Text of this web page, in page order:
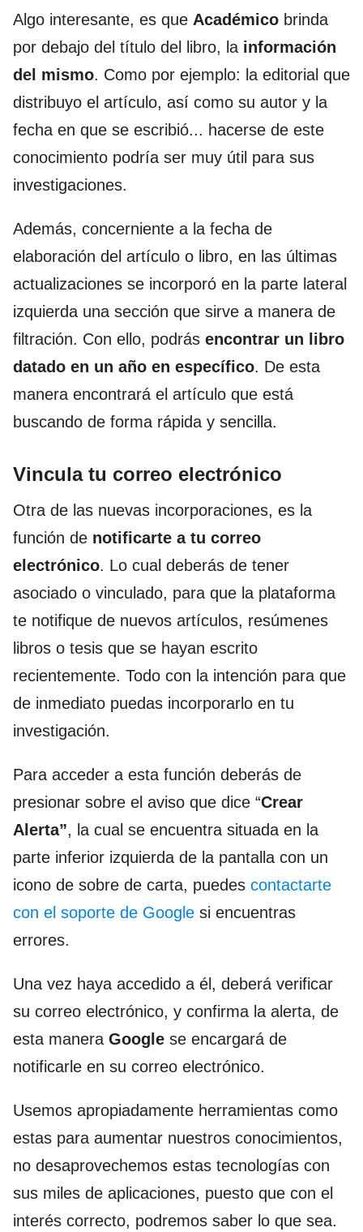
Algo interesante, es que Académico brinda
por debajo del título del libro, la información
del mismo. Como por ejemplo: la editorial que
distribuyo el artículo, así como su autor y la
fecha en que se escribió... hacerse de este
conocimiento podría ser muy útil para sus
investigaciones.
Además, concerniente a la fecha de
elaboración del artículo o libro, en las últimas
actualizaciones se incorporó en la parte lateral
izquierda una sección que sirve a manera de
filtración. Con ello, podrás encontrar un libro
datado en un año en específico. De esta
manera encontrará el artículo que está
buscando de forma rápida y sencilla.
Vincula tu correo electrónico
Otra de las nuevas incorporaciones, es la
función de notificarte a tu correo
electrónico. Lo cual deberás de tener
asociado o vinculado, para que la plataforma
te notifique de nuevos artículos, resúmenes
libros o tesis que se hayan escrito
recientemente. Todo con la intención para que
de inmediato puedas incorporarlo en tu
investigación.
Para acceder a esta función deberás de
presionar sobre el aviso que dice “Crear
Alerta”, la cual se encuentra situada en la
parte inferior izquierda de la pantalla con un
icono de sobre de carta, puedes contactarte
con el soporte de Google si encuentras
errores.
Una vez haya accedido a él, deberá verificar
su correo electrónico, y confirma la alerta, de
esta manera Google se encargará de
notificarle en su correo electrónico.
Usemos apropiadamente herramientas como
estas para aumentar nuestros conocimientos,
no desaprovechemos estas tecnologías con
sus miles de aplicaciones, puesto que con el
interés correcto, podremos saber lo que sea.